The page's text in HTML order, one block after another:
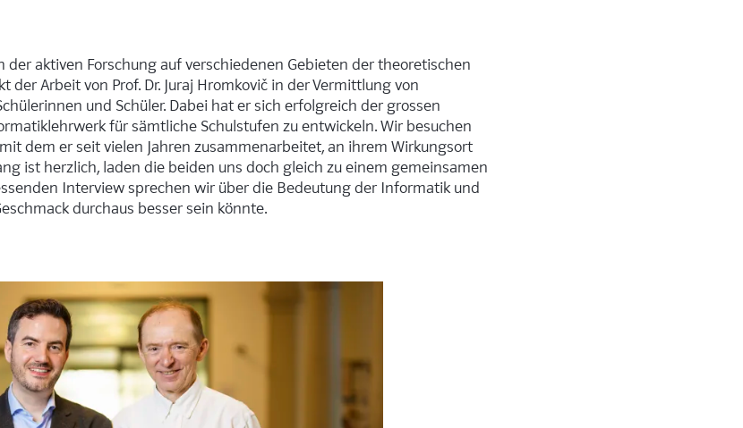
der aktiven Forschung auf verschiedenen Gebieten der theoretischen
Arbeit von Prof. Dr. Juraj Hromkovič in der Vermittlung von
und Schüler. Dabei hat er sich erfolgreich der grossen
für sämtliche Schulstufen zu entwickeln. Wir besuchen
dem er seit vielen Jahren zusammenarbeitet, an ihrem Wirkungsort
ist herzlich, laden die beiden uns doch gleich zu einem gemeinsamen
Interview sprechen wir über die Bedeutung der Informatik und
durchaus besser sein könnte.